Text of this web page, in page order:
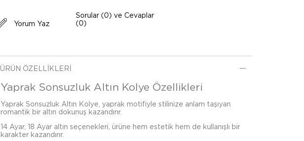
Yorum Yaz
Sorular (0) ve Cevaplar
(0)
ÜRÜN ÖZELLIKLERI
Yaprak Sonsuzluk Altın Kolye Özellikleri
Yaprak Sonsuzluk Altın Kolye, yaprak motifiyle stilinize anlam taşıyan
romantik bir altın dokunuş kazandırır.
14 Ayar, 18 Ayar altın seçenekleri, ürüne hem estetik hem de kullanışlı bir
karakter kazandırır.